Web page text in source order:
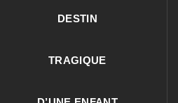
DESTIN
TRAGIQUE